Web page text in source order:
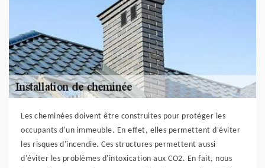
Les cheminées doivent être construites pour protéger les
occupants d'un immeuble. En effet, elles permettent d'éviter
les risques d'incendie. Ces structures permettent aussi
d'éviter les problèmes d'intoxication aux CO2. En fait, nous